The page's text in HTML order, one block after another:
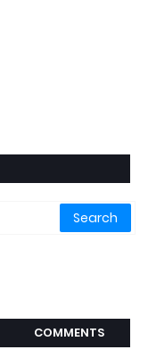
COMMENTS